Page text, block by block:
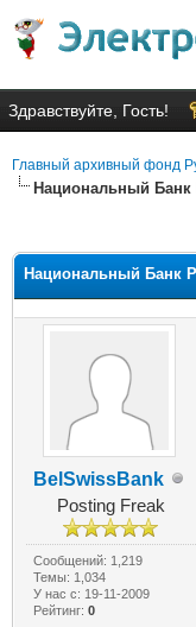
Здравствуйте, Гость!
Главный архивный фонд
Национальный
Национальный Банк
BelSwissBank
Posting Freak
Сообщений: 1,219
Темы: 1,034
У нас с: 19-11-2009
Рейтинг: 0